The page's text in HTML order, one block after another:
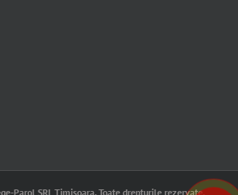
Parol SRL Timisoara. Toate drepturile rezervate.